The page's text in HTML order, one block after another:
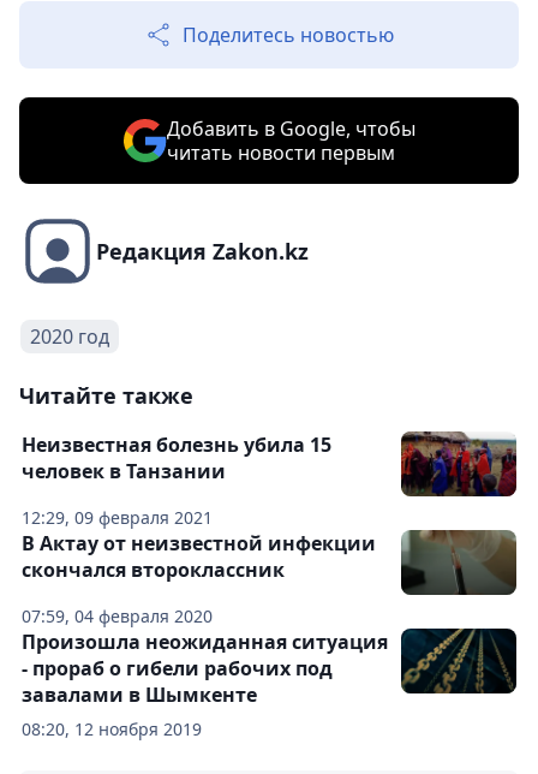
Поделитесь новостью
Добавить в Google, чтобы
читать новости первым
Редакция Zakon.kz
2020 год
Читайте также
12:29, 09 февраля 2021
Неизвестная болезнь убила 15
человек в Танзании
07:59, 04 февраля 2020
В Актау от неизвестной инфекции
скончался второклассник
08:20, 12 ноября 2019
Произошла неожиданная ситуация
- прораб о гибели рабочих под
завалами в Шымкенте